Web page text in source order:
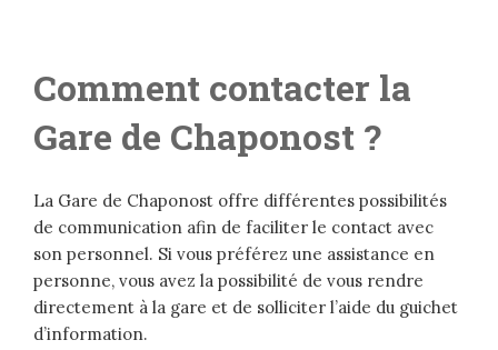
Comment contacter la
Gare de Chaponost ?
La Gare de Chaponost offre différentes possibilités
de communication afin de faciliter le contact avec
son personnel. Si vous préférez une assistance en
personne, vous avez la possibilité de vous rendre
directement à la gare et de solliciter l’aide du guichet
d’information.